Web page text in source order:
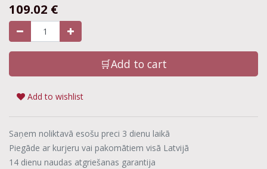
109.02 €
🛒Add to cart
Add to wishlist
Saņem noliktavā esošu preci 3 dienu laikā
Piegāde ar kurjeru vai pakomātiem visā Latvijā
14 dienu naudas atgriešanas garantija